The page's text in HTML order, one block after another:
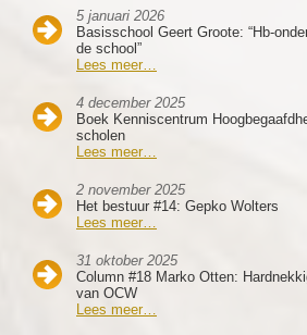
5 januari 2026
Basisschool Geert Groote: “Hb-
de school”
Lees meer…
4 december 2025
Boek Kenniscentrum
scholen
Lees meer…
2 november 2025
Het bestuur #14: Gepko Wolters
Lees meer…
31 oktober 2025
Column #18 Marko Otten:
van OCW
Lees meer…